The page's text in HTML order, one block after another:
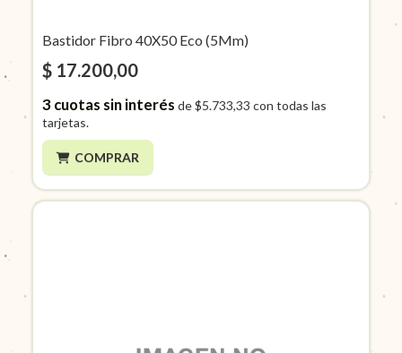
Bastidor Fibro 40X50 Eco (5Mm)
$ 17.200,00
3cuotas sin interés de$5.733,33 con todas las
tarjetas.
COMPRAR